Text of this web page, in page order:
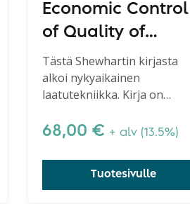
Economic Control
of Quality of
Manufactured
Product
Tästä Shewhartin kirjasta
alkoi nykyaikainen
laatutekniikka. Kirja on
niille yrityksille, jotka pyrkivät
prosessien käyttäytymistä.
Shewhartin luoma perusta ei
horju.
68,00 € + alv (13.5%)
Tuotesivulle